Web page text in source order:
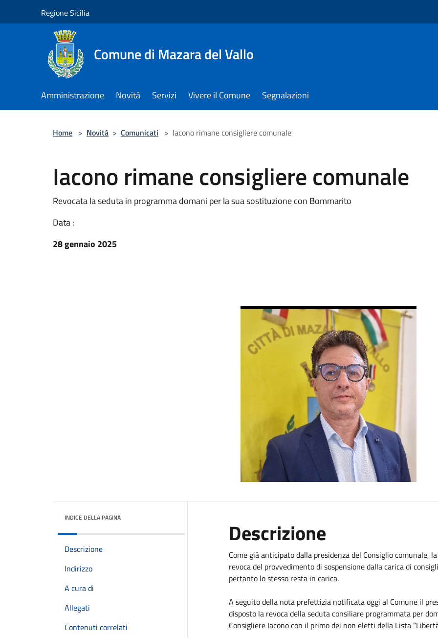
Regione Sicilia
Comune di Mazara del Vallo
Amministrazione Novità Servizi Vivere il Comune Segnalazioni
Home > Novità > Comunicati > Iacono rimane consigliere comunale
Iacono rimane consigliere comunale
Revocata la seduta in programma domani per la sua sostituzione con Bommarito
Data :
28 gennaio 2025
INDICE DELLA PAGINA
Descrizione
Indirizzo
A cura di
Allegati
Contenuti correlati
Descrizione
Come già anticipato dalla presidenza del Consiglio comunale,
revoca del provvedimento di sospensione dalla carica di
pertanto lo stesso resta in carica.
A seguito della nota prefettizia notificata oggi al Comune il
disposto la revoca della seduta consiliare programmata per
Consigliere Iacono con il primo dei non eletti della Lista